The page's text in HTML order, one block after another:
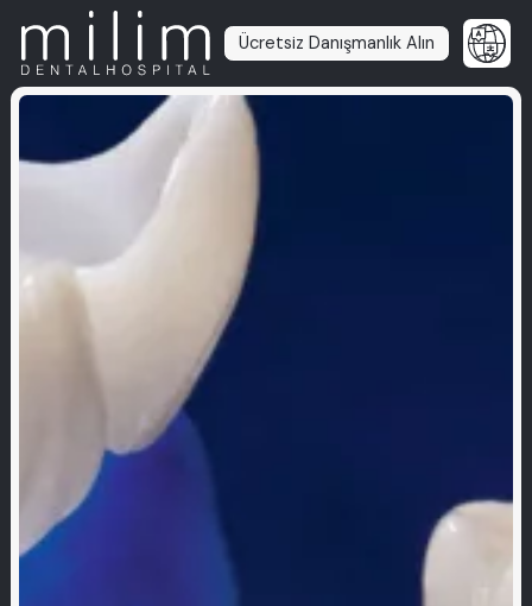
Ücretsiz Danışmanlık Alın